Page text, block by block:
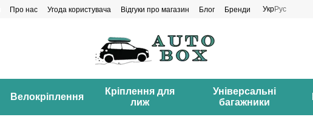
Про нас Угода користувача Відгуки про магазин Блог Бренди УкрРус
Велокріплення
Кріплення для
лиж
Універсальні
багажники